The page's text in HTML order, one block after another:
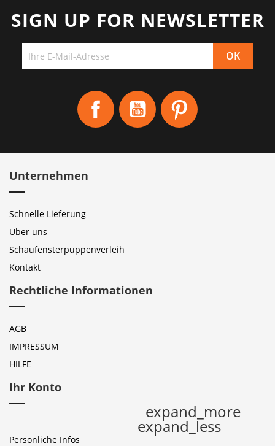
SIGN UP FOR NEWSLETTER
Facebook YouTube
Unternehmen
Schnelle Lieferung
Über uns
Schaufensterpuppenverleih
Kontakt
Rechtliche Informationen
AGB
IMPRESSUM
HILFE
Ihr Konto
expand_more
expand_less
Persönliche Infos